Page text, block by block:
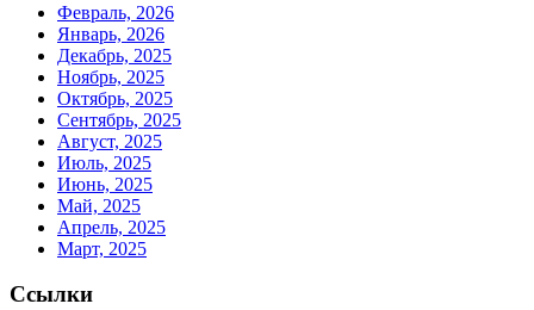
Февраль, 2026
Январь, 2026
Декабрь, 2025
Ноябрь, 2025
Октябрь, 2025
Сентябрь, 2025
Август, 2025
Июль, 2025
Июнь, 2025
Май, 2025
Апрель, 2025
Март, 2025
Ссылки